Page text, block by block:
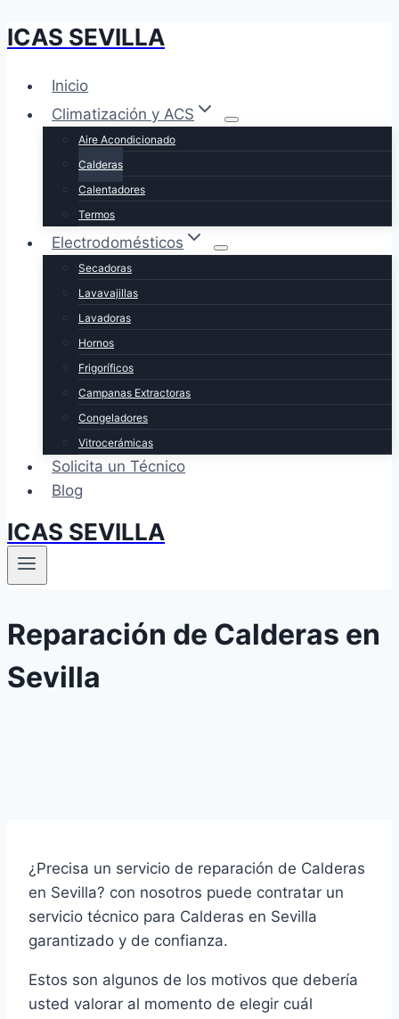
Saltar
contenido
ICAS SEVILLA
Inicio
Climatización y ACS
Aire Acondicionado
Calderas
Calentadores
Termos
Electrodomésticos
Secadoras
Lavavajillas
Lavadoras
Hornos
Frigoríficos
Campanas Extractoras
Congeladores
Vitrocerámicas
Solicita un Técnico
Blog
ICAS SEVILLA
Reparación de Calderas en
Sevilla
¿Precisa un servicio de reparación de Calderas
en Sevilla? con nosotros puede contratar un
servicio técnico para Calderas en Sevilla
garantizado y de confianza.
Estos son algunos de los motivos que debería
usted valorar al momento de elegir cuál